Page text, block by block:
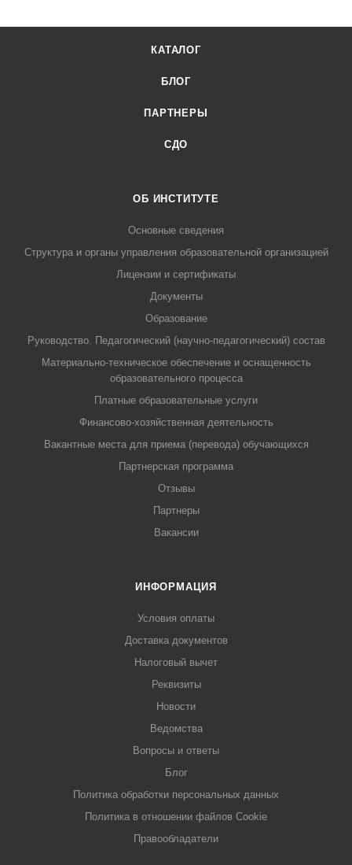
КАТАЛОГ
БЛОГ
ПАРТНЕРЫ
СДО
ОБ ИНСТИТУТЕ
Основные сведения
Структура и органы управления образовательной организацией
Лицензии и сертификаты
Документы
Образование
Руководство. Педагогический (научно-педагогический) состав
Материально-техническое обеспечение и оснащенность
образовательного процесса
Платные образовательные услуги
Финансово-хозяйственная деятельность
Вакантные места для приема (перевода) обучающихся
Партнерская программа
Отзывы
Партнеры
Вакансии
ИНФОРМАЦИЯ
Условия оплаты
Доставка документов
Налоговый вычет
Реквизиты
Новости
Ведомства
Вопросы и ответы
Блог
Политика обработки персональных данных
Политика в отношении файлов Cookie
Правообладатели